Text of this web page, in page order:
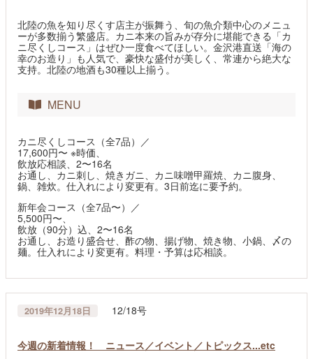
北陸の魚を知り尽くす店主が振舞う、旬の魚介類中心のメニュ
ーが多数揃う繁盛店。カニ本来の旨みが存分に堪能できる「カ
ニ尽くしコース」はぜひ一度食べてほしい。金沢港直送「海の
幸のお造り」も人気で、豪快な盛付が美しく、常連から絶大な
支持。北陸の地酒も30種以上揃う。
MENU
カニ尽くしコース（全7品）／
17,600円〜 ※時価、
飲放応相談、2〜16名
お通し、カニ刺し、焼きガニ、カニ味噌甲羅焼、カニ腹身、
鍋、雑炊。仕入れにより変更有。3日前迄に要予約。
新年会コース（全7品〜）／
5,500円〜、
飲放（90分）込、2〜16名
お通し、お造り盛合せ、酢の物、揚げ物、焼き物、小鍋、〆の
麺。仕入れにより変更有。料理・予算は応相談。
2019年12月18日 12/18号
今週の新着情報！ ニュース／イベント／トピックス...etc